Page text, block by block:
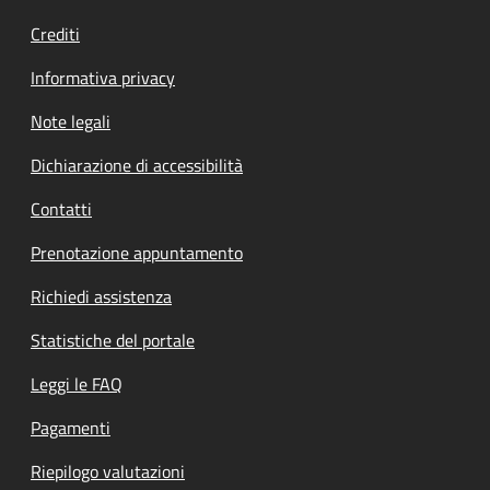
Crediti
Informativa privacy
Note legali
Dichiarazione di accessibilità
Contatti
Prenotazione appuntamento
Richiedi assistenza
Statistiche del portale
Leggi le FAQ
Pagamenti
Riepilogo valutazioni